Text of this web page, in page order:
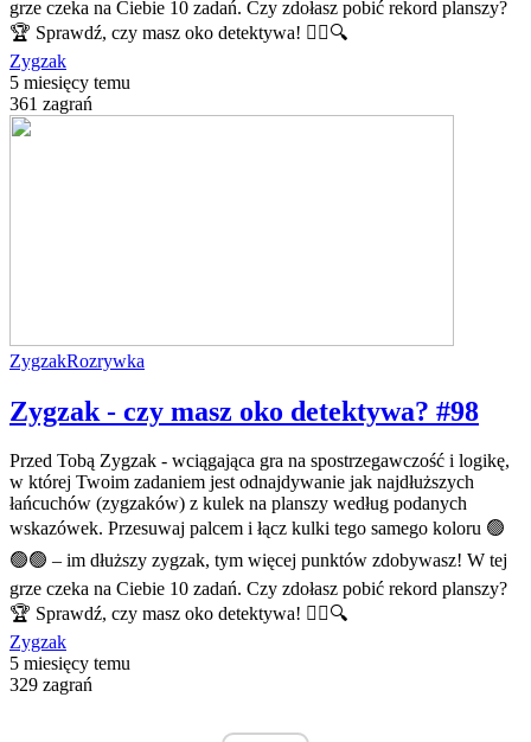
grze czeka na Ciebie 10 zadań. Czy zdołasz pobić rekord planszy?
🏆 Sprawdź, czy masz oko detektywa! 🕵️‍♂️🔍
Zygzak
5 miesięcy temu
361 zagrań
ZygzakRozrywka
Zygzak - czy masz oko detektywa? #98
Przed Tobą Zygzak - wciągająca gra na spostrzegawczość i logikę,
w której Twoim zadaniem jest odnajdywanie jak najdłuższych
łańcuchów (zygzaków) z kulek na planszy według podanych
wskazówek. Przesuwaj palcem i łącz kulki tego samego koloru 🟢
🟢🟢 – im dłuższy zygzak, tym więcej punktów zdobywasz! W tej
grze czeka na Ciebie 10 zadań. Czy zdołasz pobić rekord planszy?
🏆 Sprawdź, czy masz oko detektywa! 🕵️‍♂️🔍
Zygzak
5 miesięcy temu
329 zagrań